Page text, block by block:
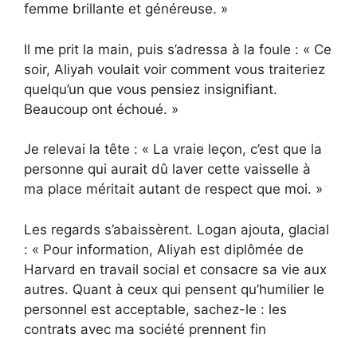
femme brillante et généreuse. »
Il me prit la main, puis s’adressa à la foule : « Ce
soir, Aliyah voulait voir comment vous traiteriez
quelqu’un que vous pensiez insignifiant.
Beaucoup ont échoué. »
Je relevai la tête : « La vraie leçon, c’est que la
personne qui aurait dû laver cette vaisselle à
ma place méritait autant de respect que moi. »
Les regards s’abaissèrent. Logan ajouta, glacial
: « Pour information, Aliyah est diplômée de
Harvard en travail social et consacre sa vie aux
autres. Quant à ceux qui pensent qu’humilier le
personnel est acceptable, sachez-le : les
contrats avec ma société prennent fin